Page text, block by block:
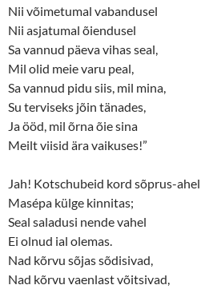
Nii võimetumal vabandusel
Nii asjatumal õiendusel
Sa vannud päeva vihas seal,
Mil olid meie varu peal,
Sa vannud pidu siis, mil mina,
Su terviseks jõin tänades,
Ja ööd, mil õrna õie sina
Meilt viisid ära vaikuses!”
Jah! Kotschubeid kord sõprus-ahel
Masépa külge kinnitas;
Seal saladusi nende vahel
Ei olnud ial olemas.
Nad kõrvu sõjas sõdisivad,
Nad kõrvu vaenlast võitsivad,